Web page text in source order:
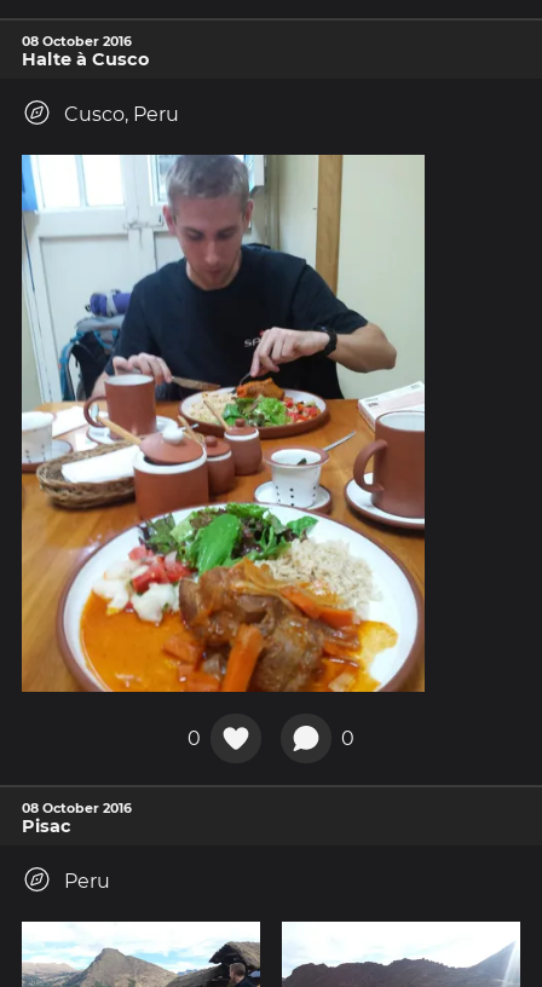
08 October 2016
Halte à Cusco
Cusco, Peru
0 0
08 October 2016
Pisac
Peru